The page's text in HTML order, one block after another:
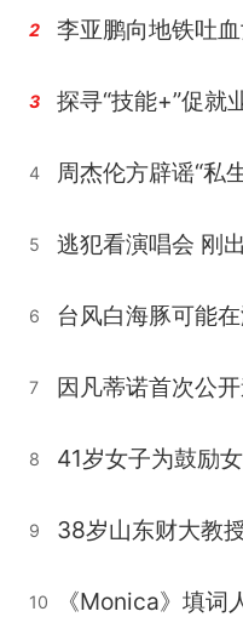
2
3 探寻“技能+”促就
4 周杰伦方辟谣“私
5 逃犯看演唱会 刚
6 台风白海豚可能
7 因凡蒂诺首次公
8
9 38岁山东财大教
10 《Monica》填词